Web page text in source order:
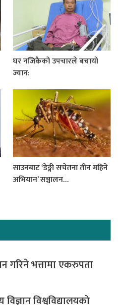
घर नजिकैको उपचारले बचायो
ज्यान:
साउनबाट ‘डेङ्गी सचेतना तीन महिने
अभियान’ सञ्चालन…
गरिने भत्तामा एकरुपता
विश्वविद्यालयको